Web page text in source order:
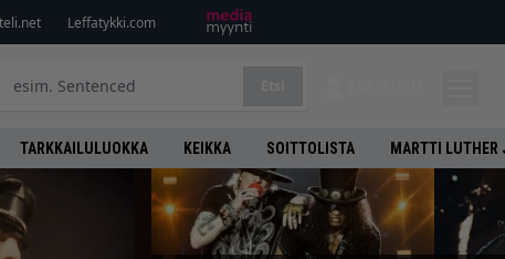
Leffatykki.com
TARKKAILULUOKKA KEIKKA SOITTOLISTA MARTTI